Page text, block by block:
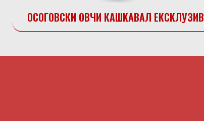
ОСОГОВСКИ ОВЧИ КАШКАВАЛ ЕКСКЛУЗИВ